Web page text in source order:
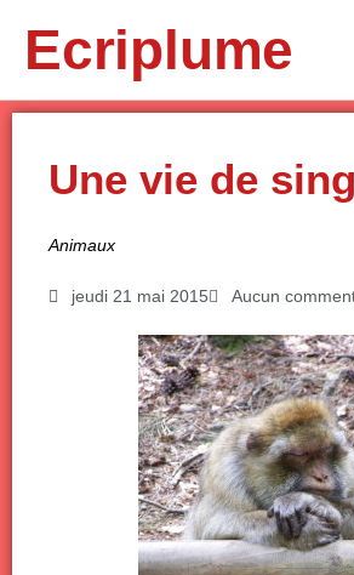
contenuEcriplume
Une vie de
Animaux
jeudi 21 mai 2015 Aucun